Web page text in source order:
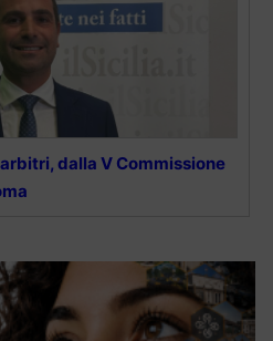
dalla V Commissione